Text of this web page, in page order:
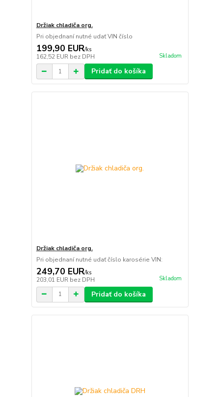
Držiak chladiča org.
Pri objednaní nutné udať VIN číslo
199,90 EUR/ks
162,52 EUR bez DPH Skladom
Pridať do košíka
Držiak chladiča org.
Pri objednaní nutné udať číslo karosérie VIN:
249,70 EUR/ks
203,01 EUR bez DPH Skladom
Pridať do košíka